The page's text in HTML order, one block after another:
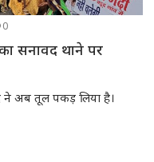
0
सनावद थाने पर
ने अब तूल पकड़ लिया है।